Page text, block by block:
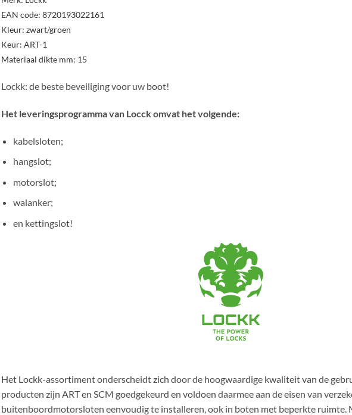
EAN code: 8720193022161
Kleur: zwart/groen
Keur: ART-1
Materiaal dikte mm: 15
Lockk: de beste beveiliging voor uw boot!
Het leveringsprogramma van Locck omvat het volgende:
kabelsloten;
hangslot;
motorslot;
walanker;
en kettingslot!
Het Lockk-assortiment onderscheidt zich door de hoogwaardige kwaliteit van de
producten zijn ART en SCM goedgekeurd en voldoen daarmee aan de eisen van
buitenboordmotorsloten eenvoudig te installeren, ook in boten met beperkte ruimte.